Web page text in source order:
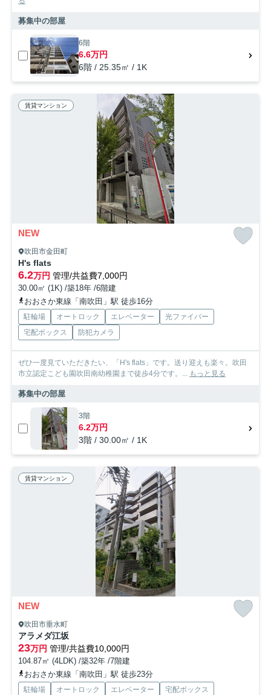
募集中の部屋
6階
6.6万円
6階 / 25.35㎡ / 1K
賃貸マンション
NEW
吹田市金田町
H's flats
6.2万円 管理/共益費7,000円
30.00㎡ (1K) /築18年 /6階建
おおさか東線「南吹田」駅 徒歩16分
駐輪場 オートロック エレベーター
光ファイバー
宅配ボックス
防犯カメラ
ぜひ一度見ていただきたい、「H's flats」です。送り迎えも楽々。吹田
市立認定こども園吹田南幼稚園まで徒歩4分です。... もっと見る
募集中の部屋
3階
6.2万円
3階 / 30.00㎡ / 1K
賃貸マンション
NEW
吹田市垂水町
アラメダ江坂
23万円 管理/共益費10,000円
104.87㎡ (4LDK) /築32年 /7階建
おおさか東線「南吹田」駅 徒歩23分
駐輪場 オートロック エレベーター
宅配ボックス